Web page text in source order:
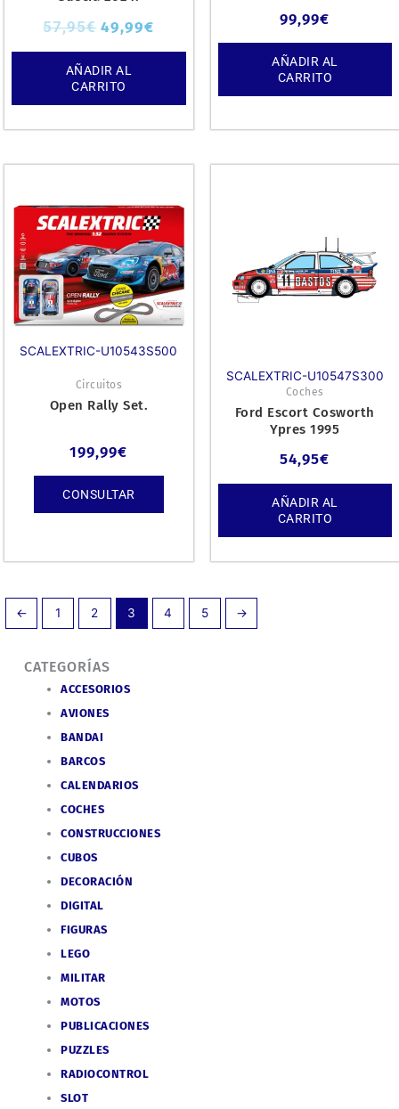
CATEGORÍAS
ACCESORIOS
AVIONES
BANDAI
BARCOS
CALENDARIOS
COCHES
CONSTRUCCIONES
CUBOS
DECORACIÓN
DIGITAL
FIGURAS
LEGO
MILITAR
MOTOS
PUBLICACIONES
PUZZLES
RADIOCONTROL
SLOT
57,95€ 49,99€
AÑADIR AL
CARRITO
99,99€
AÑADIR AL
CARRITO
SCALEXTRIC-U10543S500
Circuitos
Open Rally Set.
199,99€
CONSULTAR
SCALEXTRIC-U10547S300
Coches
Ford Escort Cosworth
Ypres 1995
54,95€
AÑADIR AL
CARRITO
← 1 2 3 4 5 →